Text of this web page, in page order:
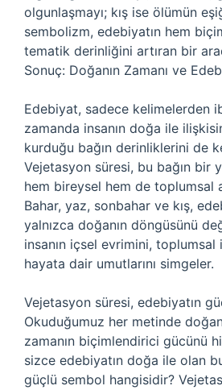
olgunlaşmayı; kış ise ölümün
sembolizm, edebiyatın hem
tematik derinliğini artıran bir
Sonuç: Doğanın Zamanı ve
Edebiyat, sadece kelimelerden
zamanda insanın doğa ile
kurduğu bağın derinliklerini de
Vejetasyon süresi, bu bağın bir
hem bireysel hem de toplumsal
Bahar, yaz, sonbahar ve kış,
yalnızca doğanın döngüsünü
insanın içsel evrimini,
hayata dair umutlarını simgeler.
Vejetasyon süresi, edebiyatın
Okuduğumuz her metinde
zamanın biçimlendirici gücünü
sizce edebiyatın doğa ile olan
güçlü sembol hangisidir?